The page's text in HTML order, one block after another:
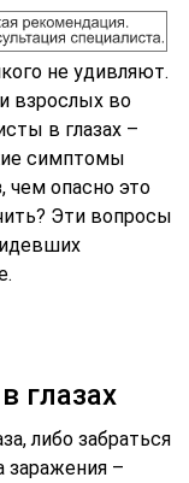
не удивляют.
взрослых во
в глазах –
симптомы
чем опасно это
Эти вопросы
глазах
либо забраться
заражения –